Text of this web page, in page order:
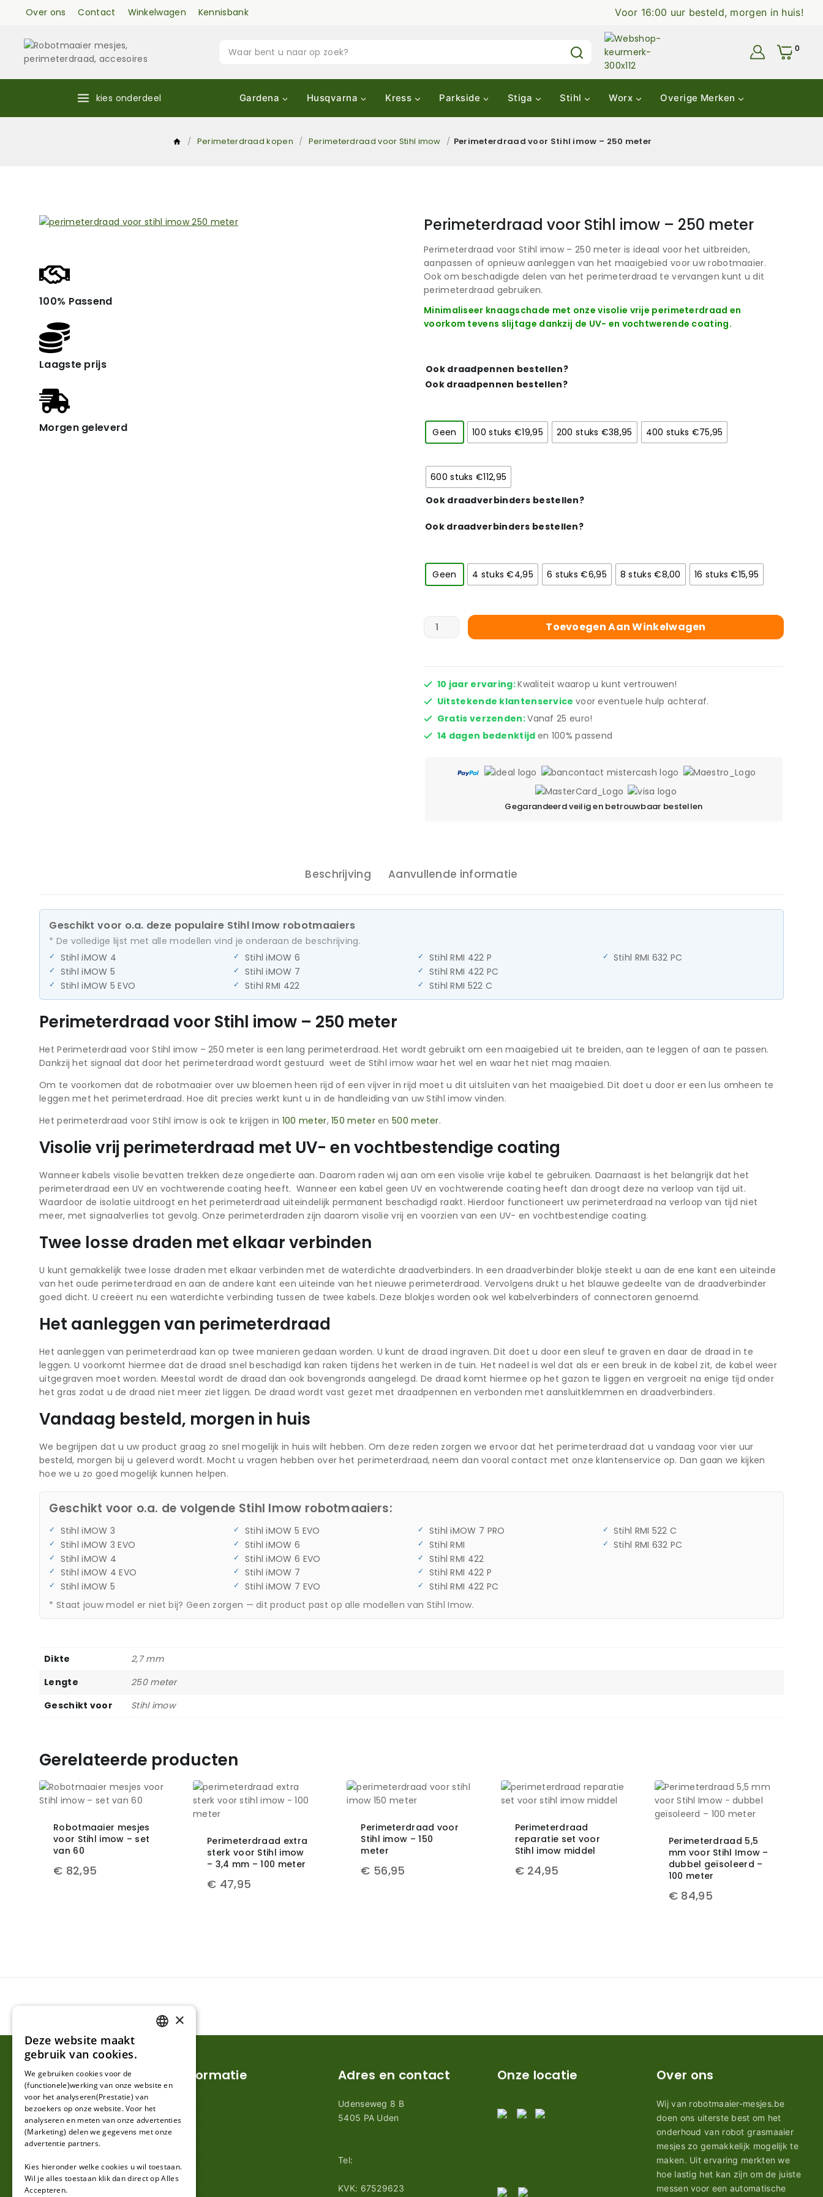
Over ons Contact Winkelwagen Kennisbank Voor 16:00 uur besteld, morgen in huis!
0
kies onderdeel Gardena Husqvarna Kress Parkside Stiga Stihl Worx Overige Merken
/ Perimeterdraad kopen / Perimeterdraad voor Stihl imow / Perimeterdraad voor Stihl imow – 250 meter
100% Passend
Laagste prijs
Morgen geleverd
Perimeterdraad voor Stihl imow – 250 meter
Perimeterdraad voor Stihl imow – 250 meter is ideaal voor het uitbreiden,
aanpassen of opnieuw aanleggen van het maaigebied voor uw robotmaaier.
Ook om beschadigde delen van het perimeterdraad te vervangen kunt u dit
perimeterdraad gebruiken.
Minimaliseer knaagschade met onze visolie vrije perimeterdraad en
voorkom tevens slijtage dankzij de UV- en vochtwerende coating.
Ook draadpennen bestellen?
Ook draadpennen bestellen?
Geen 100 stuks €19,95 200 stuks €38,95 400 stuks €75,95
600 stuks €112,95
Ook draadverbinders bestellen?
Ook draadverbinders bestellen?
Geen 4 stuks €4,95 6 stuks €6,95 8 stuks €8,00 16 stuks €15,95
Toevoegen Aan Winkelwagen
10 jaar ervaring:Kwaliteit waarop u kunt vertrouwen!
Uitstekende klantenservice voor eventuele hulp achteraf.
Gratis verzenden:Vanaf 25 euro!
14 dagen bedenktijd en 100% passend
Gegarandeerd veilig en betrouwbaar bestellen
Beschrijving Aanvullende informatie
Geschikt voor o.a. deze populaire Stihl Imow robotmaaiers
* De volledige lijst met alle modellen vind je onderaan de beschrijving.
Stihl iMOW 4
Stihl iMOW 5
Stihl iMOW 5 EVO
Stihl iMOW 6
Stihl iMOW 7
Stihl RMI 422
Stihl RMI 422 P
Stihl RMI 422 PC
Stihl RMI 522 C
Stihl RMI 632 PC
Perimeterdraad voor Stihl imow – 250 meter
Het Perimeterdraad voor Stihl imow – 250 meter is een lang perimeterdraad. Het wordt gebruikt om een maaigebied uit te breiden, aan te leggen of aan te passen.
Dankzij het signaal dat door het perimeterdraad wordt gestuurd weet de Stihl imow waar het wel en waar het niet mag maaien.
Om te voorkomen dat de robotmaaier over uw bloemen heen rijd of een vijver in rijd moet u dit uitsluiten van het maaigebied. Dit doet u door er een lus omheen te
leggen met het perimeterdraad. Hoe dit precies werkt kunt u in de handleiding van uw Stihl imow vinden.
Het perimeterdraad voor Stihl imow is ook te krijgen in 100 meter,150 meteren500 meter.
Visolie vrij perimeterdraad met UV- en vochtbestendige coating
Wanneer kabels visolie bevatten trekken deze ongedierte aan. Daarom raden wij aan om een visolie vrije kabel te gebruiken. Daarnaast is het belangrijk dat het
perimeterdraad een UV en vochtwerende coating heeft. Wanneer een kabel geen UV en vochtwerende coating heeft dan droogt deze na verloop van tijd uit.
Waardoor de isolatie uitdroogt en het perimeterdraad uiteindelijk permanent beschadigd raakt. Hierdoor functioneert uw perimeterdraad na verloop van tijd niet
meer, met signaalverlies tot gevolg. Onze perimeterdraden zijn daarom visolie vrij en voorzien van een UV- en vochtbestendige coating.
Twee losse draden met elkaar verbinden
U kunt gemakkelijk twee losse draden met elkaar verbinden met de waterdichte draadverbinders. In een draadverbinder blokje steekt u aan de ene kant een uiteinde
van het oude perimeterdraad en aan de andere kant een uiteinde van het nieuwe perimeterdraad. Vervolgens drukt u het blauwe gedeelte van de draadverbinder
goed dicht. U creëert nu een waterdichte verbinding tussen de twee kabels. Deze blokjes worden ook wel kabelverbinders of connectoren genoemd.
Het aanleggen van perimeterdraad
Het aanleggen van perimeterdraad kan op twee manieren gedaan worden. U kunt de draad ingraven. Dit doet u door een sleuf te graven en daar de draad in te
leggen. U voorkomt hiermee dat de draad snel beschadigd kan raken tijdens het werken in de tuin. Het nadeel is wel dat als er een breuk in de kabel zit, de kabel weer
uitgegraven moet worden. Meestal wordt de draad dan ook bovengronds aangelegd. De draad komt hiermee op het gazon te liggen en vergroeit na enige tijd onder
het gras zodat u de draad niet meer ziet liggen. De draad wordt vast gezet met draadpennen en verbonden met aansluitklemmen en draadverbinders.
Vandaag besteld, morgen in huis
We begrijpen dat u uw product graag zo snel mogelijk in huis wilt hebben. Om deze reden zorgen we ervoor dat het perimeterdraad dat u vandaag voor vier uur
besteld, morgen bij u geleverd wordt. Mocht u vragen hebben over het perimeterdraad, neem dan vooral contact met onze klantenservice op. Dan gaan we kijken
hoe we u zo goed mogelijk kunnen helpen.
Geschikt voor o.a. de volgende Stihl Imow robotmaaiers:
Stihl iMOW 3
Stihl iMOW 3 EVO
Stihl iMOW 4
Stihl iMOW 4 EVO
Stihl iMOW 5
Stihl iMOW 5 EVO
Stihl iMOW 6
Stihl iMOW 6 EVO
Stihl iMOW 7
Stihl iMOW 7 EVO
Stihl iMOW 7 PRO
Stihl RMI
Stihl RMI 422
Stihl RMI 422 P
Stihl RMI 422 PC
Stihl RMI 522 C
Stihl RMI 632 PC
* Staat jouw model er niet bij? Geen zorgen — dit product past op alle modellen van Stihl Imow.
Dikte
2,7 mm
Lengte
250 meter
Geschikt voor
Stihl imow
Gerelateerde producten
Robotmaaier mesjes
voor Stihl imow – set
van 60
€ 82,95
Perimeterdraad extra
sterk voor Stihl imow
– 3,4 mm – 100 meter
€ 47,95
Perimeterdraad voor
Stihl imow – 150
meter
€ 56,95
Perimeterdraad
reparatie set voor
Stihl imow middel
€24,95
Perimeterdraad 5,5
mm voor Stihl Imow –
dubbel geïsoleerd –
100 meter
€ 84,95
Klantenservice
Mijn account
Klantenservice
Contact
Informatie Adres en contact
Udenseweg 8 B
5405 PA Uden
Tel:
KVK: 67529623
Onze locatie Over ons
Wij van robotmaaier-mesjes.be
doen ons uiterste best om het
onderhoud van robot grasmaaier
mesjes zo gemakkelijk mogelijk te
maken. Uit ervaring merkten we
hoe lastig het kan zijn om de juiste
messen voor een automatische
GERMAN
×
Deze website maakt
gebruik van cookies.
We gebruiken cookies voor de
(functionele)werking van onze website en
voor het analyseren(Prestatie) van
bezoekers op onze website. Voor het
analyseren en meten van onze advertenties
(Marketing) delen we gegevens met onze
advertentie partners.
Kies hieronder welke cookies u wil toestaan.
Wil je alles toestaan klik dan direct op Alles
Accepteren.